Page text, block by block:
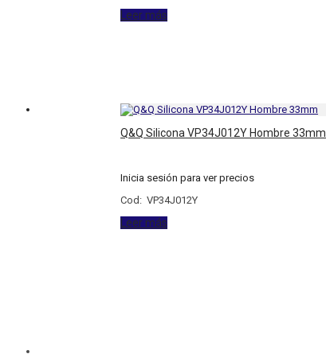
Leer más
Q&Q Silicona VP34J012Y Hombre 33mm
Inicia sesión para ver precios
Cod: VP34J012Y
Leer más